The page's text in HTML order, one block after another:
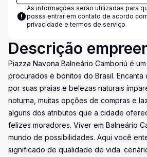
As informações serão utilizadas para
possa entrar em contato de acordo
privacidade e termos de serviço
Descrição
Piazza Navona Balneário Camboriú é
procurados e bonitos do Brasil. Encanta
por suas praias e belezas naturais
noturna, muitas opções de compras e
alguns dos atributos que a cidade
felizes moradores. Viver em Balneário
mundo de possibilidades. Aqui você
significado de qualidade de vida.